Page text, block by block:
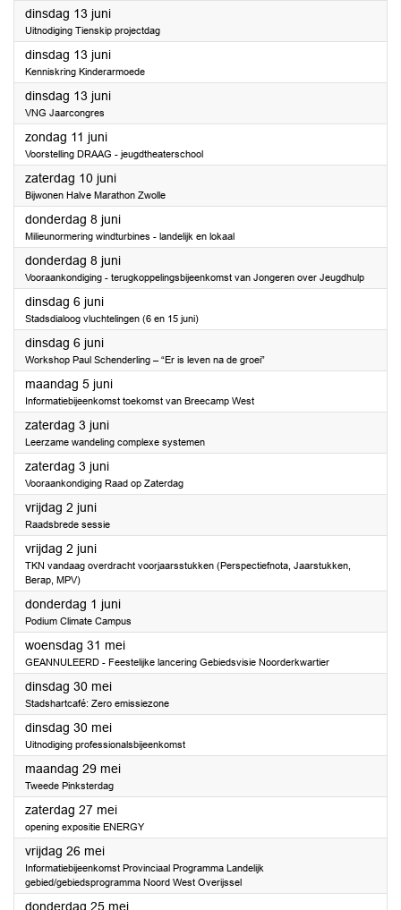
dinsdag 13 juni2023
Uitnodiging Tienskip projectdag
dinsdag 13 juni2023
Kenniskring Kinderarmoede
dinsdag 13 juni2023
VNG Jaarcongres
zondag 11 juni2023
Voorstelling DRAAG - jeugdtheaterschool
zaterdag 10 juni2023
Bijwonen Halve Marathon Zwolle
donderdag 8 juni2023
Milieunormering windturbines - landelijk en lokaal
donderdag 8 juni2023
Vooraankondiging - terugkoppelingsbijeenkomst van Jongeren over Jeugdhulp
dinsdag 6 juni2023
Stadsdialoog vluchtelingen (6 en 15 juni)
dinsdag 6 juni2023
Workshop Paul Schenderling – “Er is leven na de groei”
maandag 5 juni2023
Informatiebijeenkomst toekomst van Breecamp West
zaterdag 3 juni2023
Leerzame wandeling complexe systemen
zaterdag 3 juni2023
Vooraankondiging Raad op Zaterdag
vrijdag 2 juni2023
Raadsbrede sessie
vrijdag 2 juni2023
TKN vandaag overdracht voorjaarsstukken (Perspectiefnota, Jaarstukken,
Berap, MPV)
donderdag 1 juni2023
Podium Climate Campus
woensdag 31 mei2023
GEANNULEERD - Feestelijke lancering Gebiedsvisie Noorderkwartier
dinsdag 30 mei2023
Stadshartcafé: Zero emissiezone
dinsdag 30 mei2023
Uitnodiging professionalsbijeenkomst
maandag 29 mei2023
Tweede Pinksterdag
zaterdag 27 mei2023
opening expositie ENERGY
vrijdag 26 mei2023
Informatiebijeenkomst Provinciaal Programma Landelijk
gebied/gebiedsprogramma Noord West Overijssel
donderdag 25 mei2023